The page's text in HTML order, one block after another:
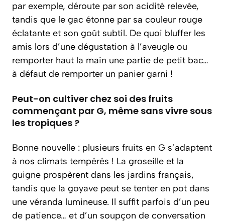
par exemple, déroute par son acidité relevée,
tandis que le gac étonne par sa couleur rouge
éclatante et son goût subtil. De quoi bluffer les
amis lors d’une dégustation à l’aveugle ou
remporter haut la main une partie de petit bac…
à défaut de remporter un panier garni !
Peut-on cultiver chez soi des fruits
commençant par G, même sans vivre sous
les tropiques ?
Bonne nouvelle : plusieurs fruits en G s’adaptent
à nos climats tempérés ! La groseille et la
guigne prospèrent dans les jardins français,
tandis que la goyave peut se tenter en pot dans
une véranda lumineuse. Il suffit parfois d’un peu
de patience… et d’un soupçon de conversation